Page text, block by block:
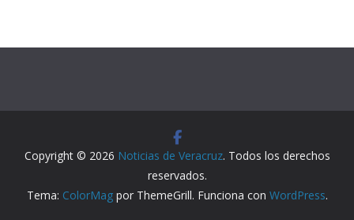
Copyright © 2026 Noticias de Veracruz. Todos los derechos
reservados.
Tema: ColorMagpor ThemeGrill. Funciona con WordPress.